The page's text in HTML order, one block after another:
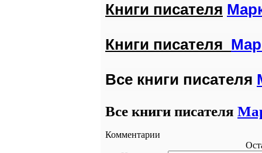
Книги писателя
Книги писателя
Все книги писателя
Все книги писателя
Комментарии